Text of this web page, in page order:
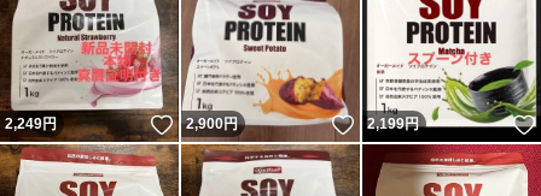
2,249円 いいね！
2,900円 いいね！
2,199円